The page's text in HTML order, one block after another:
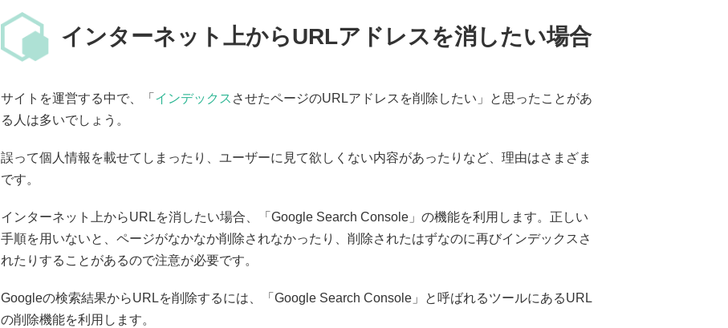
インターネット上からURLアドレスを消したい場合
サイトを運営する中で、「 インデックス させたページのURLアドレスを削除したい」と思ったことがあ
る人は多いでしょう。
誤って個人情報を載せてしまったり、ユーザーに見て欲しくない内容があったりなど、理由はさまざま
です。
インターネット上からURLを消したい場合、「Google Search Console」の機能を利用します。正しい
手順を用いないと、ページがなかなか削除されなかったり、削除されたはずなのに再びインデックスさ
れたりすることがあるので注意が必要です。
Googleの検索結果からURLを削除するには、「Google Search Console」と呼ばれるツールにあるURL
の削除機能を利用します。